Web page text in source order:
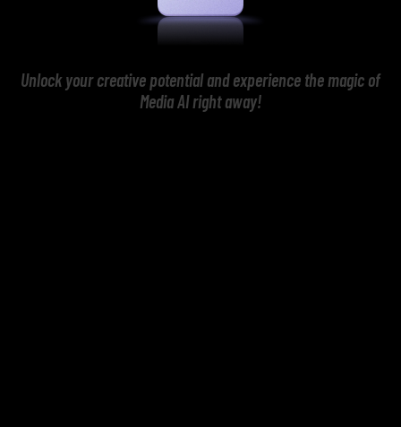
Unlock your creative potential and experience the magic of
Media AI right away!